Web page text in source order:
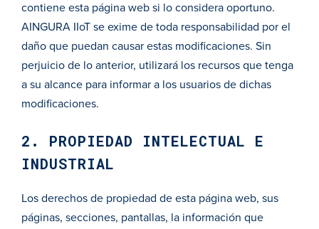
contiene esta página web si lo considera oportuno.
AINGURA IIoT se exime de toda responsabilidad por el
daño que puedan causar estas modificaciones. Sin
perjuicio de lo anterior, utilizará los recursos que tenga
a su alcance para informar a los usuarios de dichas
modificaciones.
2. PROPIEDAD INTELECTUAL E
INDUSTRIAL
Los derechos de propiedad de esta página web, sus
páginas, secciones, pantallas, la información que